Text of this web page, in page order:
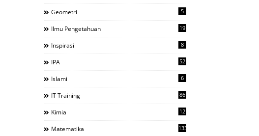
Geometri 5
Ilmu Pengetahuan 19
Inspirasi 8
IPA 52
Islami 6
IT Training 86
Kimia 12
Matematika 133